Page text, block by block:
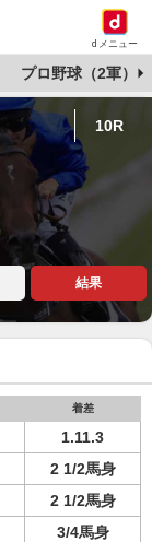
dメニュー
プロ野球（2軍）
10R
結果
着差
1.11.3
2 1/2馬身
2 1/2馬身
3/4馬身